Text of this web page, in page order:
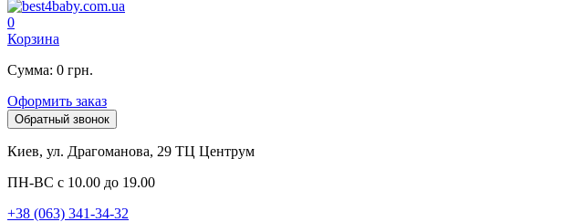
0
Корзина
Сумма: 0 грн.
Оформить заказ
Обратный звонок
Киев, ул. Драгоманова, 29 ТЦ Центрум
ПН-ВС с 10.00 до 19.00
+38 (063) 341-34-32